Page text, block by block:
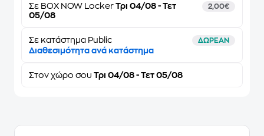
Σε BOX NOW Locker Τρι 04/08 - Τετ
05/08
2,00€
Σε κατάστημα Public ΔΩΡΕΑΝ
Διαθεσιμότητα ανά κατάστημα
Στον χώρο σου Τρι 04/08 - Τετ 05/08